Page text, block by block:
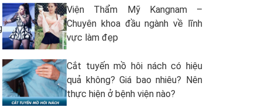
Viện Thẩm Mỹ Kangnam –
Chuyên khoa đầu ngành về lĩnh
vực làm đẹp
Cắt tuyến mồ hôi nách có hiệu
quả không? Giá bao nhiêu? Nên
thực hiện ở bệnh viện nào?